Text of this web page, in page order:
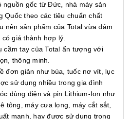
nguồn gốc từ Đức, nhà máy sản
Quốc theo các tiêu chuẩn chất
nên sản phẩm của Total vừa đảm
giá thành hợp lý.
cầm tay của Total ấn tượng với
thông minh.
đơn giản như búa, tuốc nơ vít, lục
sử dụng nhiều trong gia đình
dùng điện và pin Lithium-Ion như
tông, máy cưa lọng, máy cắt sắt,
mạnh, hay được sử dụng trong